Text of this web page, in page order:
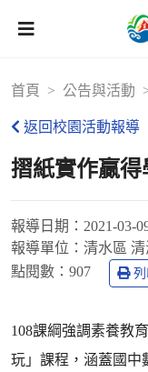
首頁 公告與活動
返回校園活動報導
摺紙實作贏
報導日期： 2021-03-
報導單位： 清水區
點閱數： 907 列
108課綱強調素養教
玩」課程，涵蓋國中